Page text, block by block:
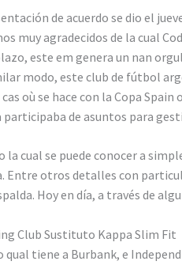
de acuerdo se dio el
muy agradecidos de la cual
este em genera un nan
modo, este club de fútbol
où se hace con la Copa
participaba de asuntos para
la cual se puede conocer a
Entre otros detalles con
Hoy en día, a través de
Club Sustituto Kappa Slim Fit
qual tiene a Burbank, e